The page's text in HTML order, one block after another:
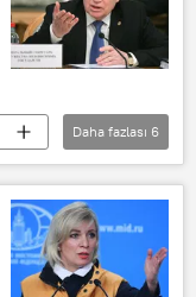
Daha fazlası 6